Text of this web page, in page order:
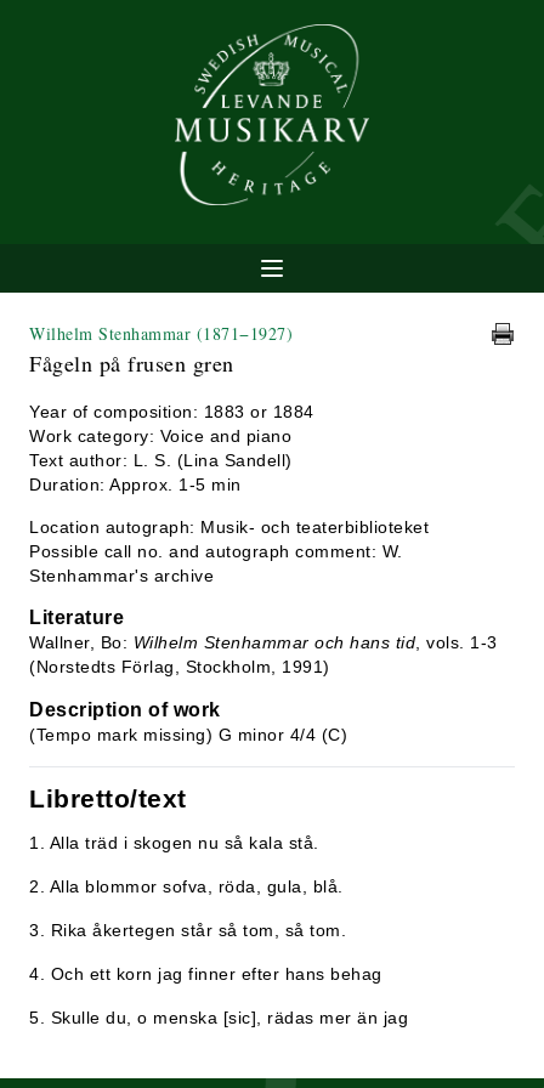
Wilhelm Stenhammar (1871−1927)
Fågeln på frusen gren
Year of composition: 1883 or 1884
Work category: Voice and piano
Text author: L. S. (Lina Sandell)
Duration: Approx. 1-5 min
Location autograph: Musik- och teaterbiblioteket
Possible call no. and autograph comment: W.
Stenhammar's archive
Literature
Wallner, Bo: Wilhelm Stenhammar och hans tid , vols. 1-3
(Norstedts Förlag, Stockholm, 1991)
Description of work
(Tempo mark missing) G minor 4/4 (C)
Libretto/text
1. Alla träd i skogen nu så kala stå.
2. Alla blommor sofva, röda, gula, blå.
3. Rika åkertegen står så tom, så tom.
4. Och ett korn jag finner efter hans behag
5. Skulle du, o menska [sic], rädas mer än jag